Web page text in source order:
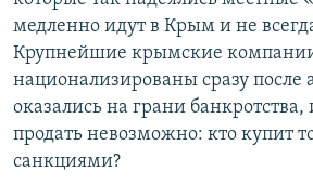
медленно идут в Крым и не
Крупнейшие крымские
национализированы сразу после
оказались на грани
продать невозможно: кто купит
санкциями?